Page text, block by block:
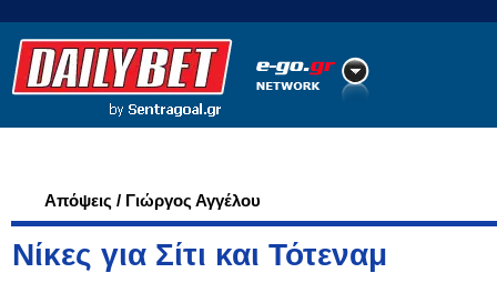
Απόψεις / Γιώργος Αγγέλου
Νίκες για Σίτι και Τότεναμ